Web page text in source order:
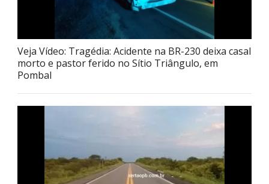
Veja Vídeo: Tragédia: Acidente na BR-230 deixa casal
morto e pastor ferido no Sítio Triângulo, em
Pombal